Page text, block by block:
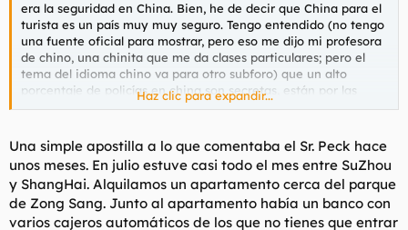
era la seguridad en China. Bien, he de decir que China para el
turista es un país muy muy seguro. Tengo entendido (no tengo
una fuente oficial para mostrar, pero eso me dijo mi profesora
de chino, una chinita que me da clases particulares; pero el
tema del idioma chino va para otro subforo) que un alto
porcentaje de policías en china son secretas, están por las
calles haciendo que son simples viandantes pero en realidad
las penas en los delitos cometidos contra turistas (si por
ejemplo una pena por hurto es de un año, por decir algo, si la
víctima del hurto es un turista la pena es de dos), estas
medidas se toman para proteger el turismo en China, el
gobierno cuida a los turistas y la imagen del país, la sensación
de seguridad es bastante grande. Incluso me he metido por
Haz clic para expandir...
Una simple apostilla a lo que comentaba el Sr. Peck hace
unos meses. En julio estuve casi todo el mes entre SuZhou
y ShangHai. Alquilamos un apartamento cerca del parque
de Zong Sang. Junto al apartamento había un banco con
varios cajeros automáticos de los que no tienes que entrar